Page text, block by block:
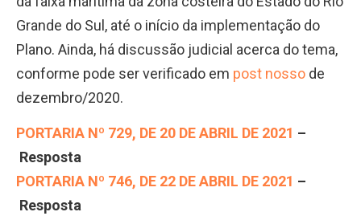
Grande do Sul, até o início da implementação do
Plano. Ainda, há discussão judicial acerca do tema,
conforme pode ser verificado em post nosso de
dezembro/2020.
PORTARIA Nº 729, DE 20 DE ABRIL DE 2021 –
Resposta
PORTARIA Nº 746, DE 22 DE ABRIL DE 2021 –
Resposta